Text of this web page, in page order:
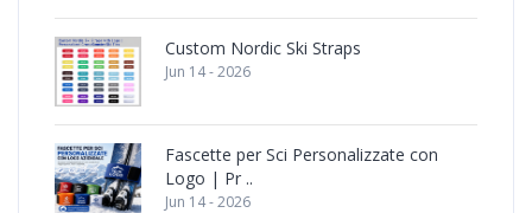
Custom Nordic Ski Straps
Jun 14 - 2026
Fascette per Sci Personalizzate con
Logo | Pr ..
Jun 14 - 2026